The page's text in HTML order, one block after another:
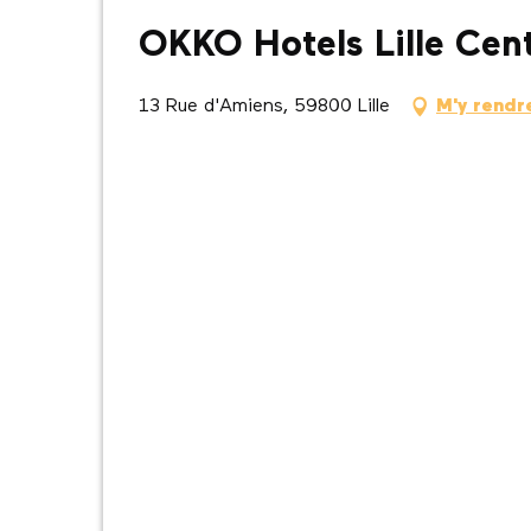
OKKO Hotels Lille
13 Rue d'Amiens, 59800 Lille M'y